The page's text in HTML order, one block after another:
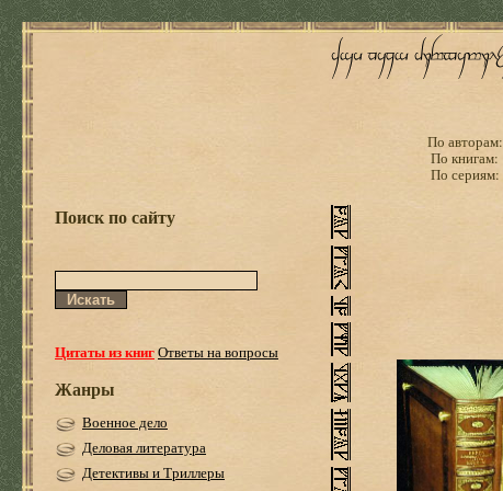
По авторам:
По книгам:
По сериям:
Поиск по сайту
Цитаты из книгОтветы на вопросы
Жанры
Военное дело
Деловая литература
Детективы и Триллеры